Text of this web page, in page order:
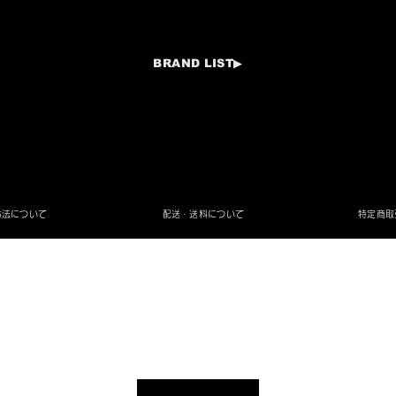
BRAND LIST▶︎​
法について ​配送・送料について 特定商